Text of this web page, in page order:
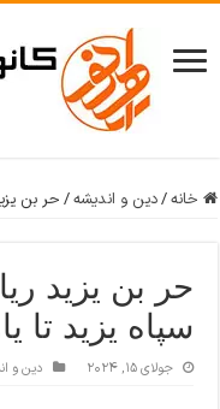
خانه/دین و اندیشه/ حر بن
حر بن یزید
سپاه یزید تا
جولای 15, 2024 دین و